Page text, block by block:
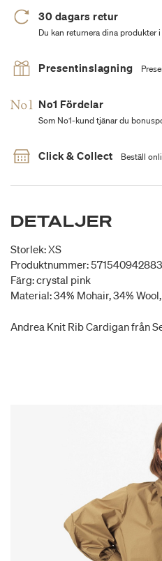
30 dagars retur
Du kan returnera dina produkter
Presentinslagning
No1 Fördelar
Som No1-kund tjänar du
Click & Collect Beställ
DETALJER
Storlek: XS
Produktnummer:
Färg: crystal pink
Material: 34% Mohair, 34%
Andrea Knit Rib Cardigan från